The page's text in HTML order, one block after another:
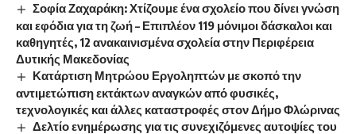
Σοφία Ζαχαράκη: Χτίζουμε ένα σχολείο που δίνει γνώση
και εφόδια για τη ζωή – Επιπλέον 119 μόνιμοι δάσκαλοι και
καθηγητές, 12 ανακαινισμένα σχολεία στην Περιφέρεια
Δυτικής Μακεδονίας
Κατάρτιση Μητρώου Εργοληπτών με σκοπό την
αντιμετώπιση εκτάκτων αναγκών από φυσικές,
τεχνολογικές και άλλες καταστροφές στον Δήμο Φλώρινας
Δελτίο ενημέρωσης για τις συνεχιζόμενες αυτοψίες του